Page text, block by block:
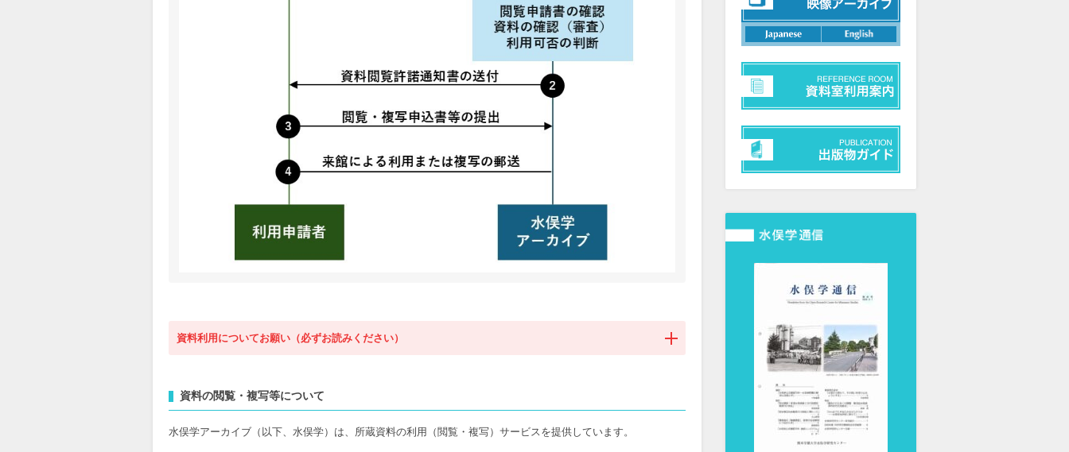
資料利用についてお願い（必ずお読みください）
ールペン等は使用できません
閲覧した資料は、事務局にお渡しください。資料の書架への返却は、事務局で行います
資料の閲覧・複写等について
水俣学アーカイブ（以下、水俣学）は、所蔵資料の利用（閲覧・複写）サービスを提供しています。
日本語